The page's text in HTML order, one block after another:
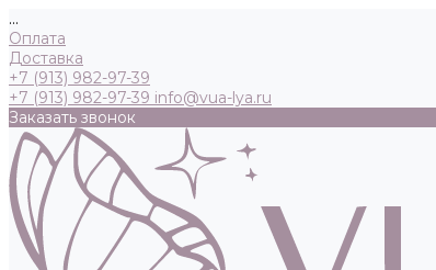
...
Оплата
Доставка
+7 (913) 982-97-39
+7 (913) 982-97-39 info@vua-lya.ru
Заказать звонок